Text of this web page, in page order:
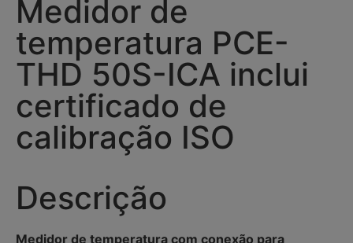
Medidor de
temperatura PCE-
THD 50S-ICA inclui
certificado de
calibração ISO
Descrição
Medidor de temperatura com conexão para